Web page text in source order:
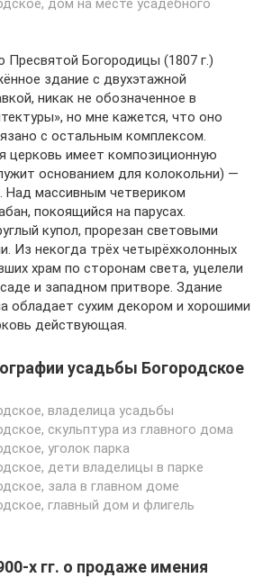
Богородицы (1807 г.)
здание с двухэтажной
никак не обозначенное в
но мне кажется, что оно
с остальным комплексом.
церковь имеет композиционную
основанием для колокольни) —
Над массивным четвериком
покоящийся на парусах.
купол, прорезан световыми
Из некогда трёх четырёхколонных
храм по сторонам света, уцелели
и западном притворе. Здание
обладает сухим декором и хорошими
действующая.
усадьбы Богородское
х гг. о продаже имения